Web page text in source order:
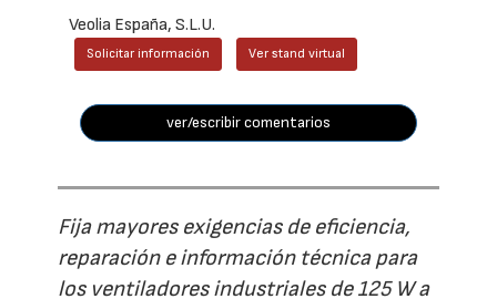
Veolia España, S.L.U.
Solicitar información Ver stand virtual
ver/escribir comentarios
Fija mayores exigencias de eficiencia,
reparación e información técnica para
los ventiladores industriales de 125 W a